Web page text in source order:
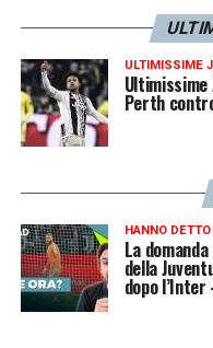
BARCELLONA-
Cancelo, 57′ Joao
YOUNG BOYS-
Nedeljkovic, 29′
MANCHESTER
Openda, 54′
Mercoledì 29
GALATASARAY-
ULTIMISSIME
Ultimissime
Perth
HANNO DETTO
La
della
dopo l’Inter